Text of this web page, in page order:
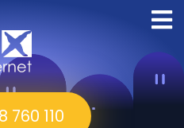
760 110